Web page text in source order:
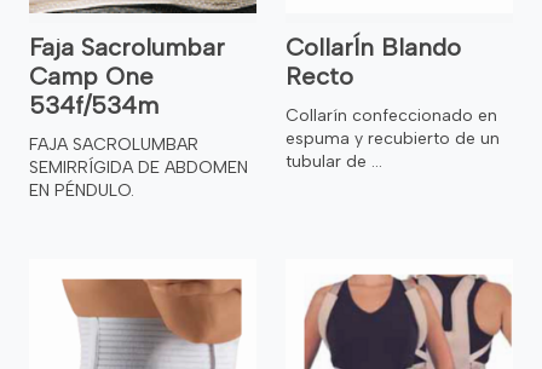
Faja Sacrolumbar
Camp One
534f/534m
FAJA SACROLUMBAR
SEMIRRÍGIDA DE ABDOMEN
EN PÉNDULO.
CollarÍn Blando
Recto
Collarín confeccionado en
espuma y recubierto de un
tubular de ...